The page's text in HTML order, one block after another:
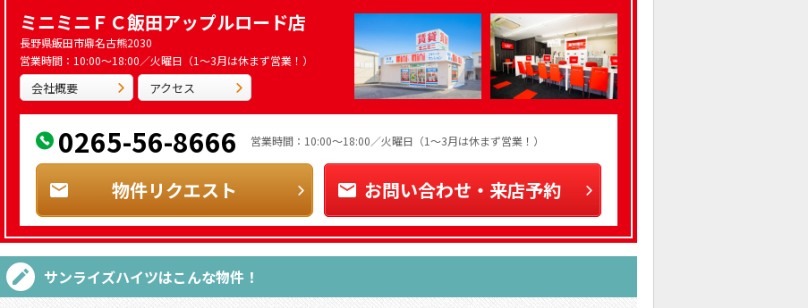
ミニミニＦＣ飯田アップルロード店
長野県飯田市鼎名古熊2030
営業時間：10:00～18:00／火曜日（1～3月は休まず営業！）
会社概要 アクセス
0265-56-8666 営業時間：10:00～18:00／火曜日（1～3月は休まず営業！）
物件リクエスト お問い合わせ・来店予約
サンライズハイツはこんな物件！